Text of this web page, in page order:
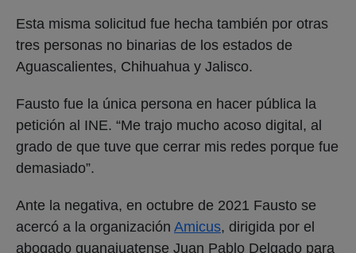
Esta misma solicitud fue hecha también por otras
tres personas no binarias de los estados de
Aguascalientes, Chihuahua y Jalisco.
Fausto fue la única persona en hacer pública la
petición al INE. “Me trajo mucho acoso digital, al
grado de que tuve que cerrar mis redes porque fue
demasiado”.
Ante la negativa, en octubre de 2021 Fausto se
acercó a la organización Amicus, dirigida por el
abogado guanajuatense Juan Pablo Delgado para